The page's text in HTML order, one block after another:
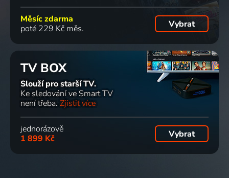
Měsíc zdarma
poté 229 Kč měs.
Vybrat
TV BOX
Slouží pro starší TV.
Ke sledování ve Smart TV
není třeba. Zjistit více
jednorázově
1 899 Kč
Vybrat